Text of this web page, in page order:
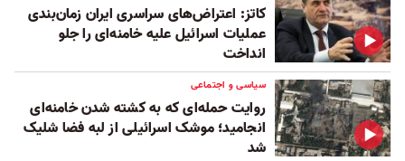
کاتز: اعتراض‌های سراسری ایران زمان‌بندی
عملیات اسرائیل علیه خامنه‌ای را جلو
انداخت
سیاسی و اجتماعی
روایت حمله‌ای که به کشته شدن خامنه‌ای
انجامید؛ موشک اسرائیلی از لبه فضا شلیک
شد